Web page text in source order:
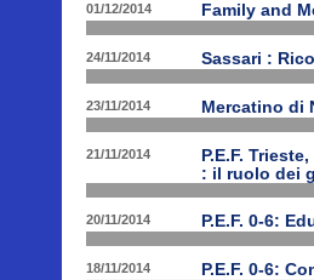
01/12/2014 Family and
24/11/2014 Sassari :
23/11/2014 Mercatino di
21/11/2014
P.E.F.
: il ruolo dei
20/11/2014 P.E.F. 0-6:
18/11/2014 P.E.F. 0-6: